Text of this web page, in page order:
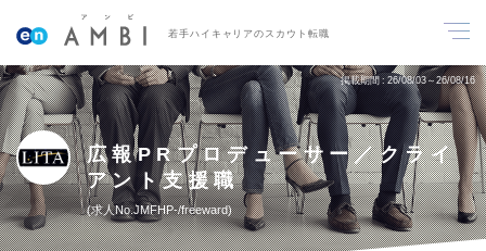
若手ハイキャリアのスカウト転職
掲載期間 26/08/03～26/08/16
広報PRプロデューサー／クライ
アント支援職
求人No.JMFHP-/freeward